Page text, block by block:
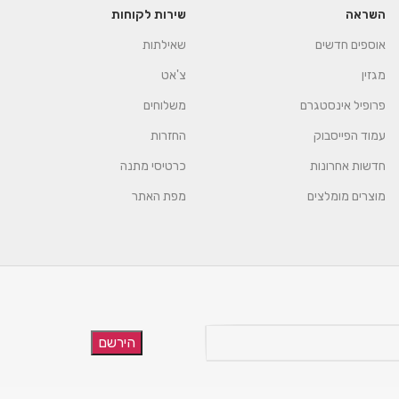
השראה
אוספים חדשים
מגזין
פרופיל אינסטגרם
עמוד הפייסבוק
חדשות אחרונות
מוצרים מומלצים
שירות לקוחות
שאילתות
צ'אט
משלוחים
החזרות
כרטיסי מתנה
מפת האתר
הירשם